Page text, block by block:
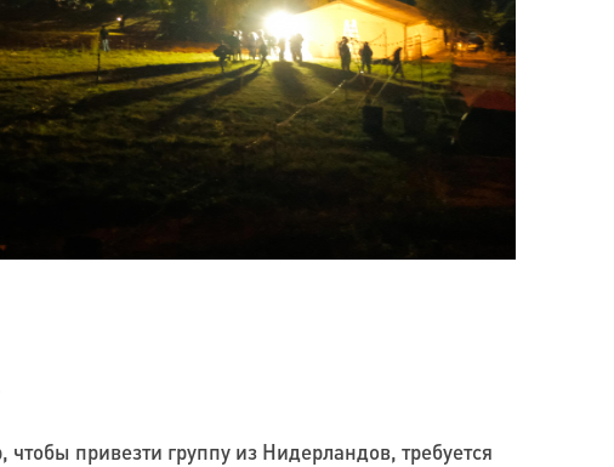
привезти группу из Нидерландов, требуется